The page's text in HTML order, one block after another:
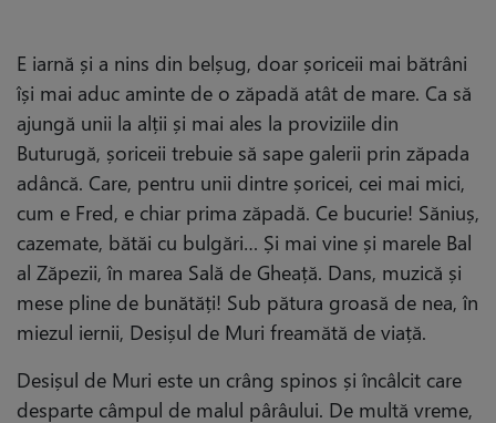
E iarnă și a nins din belșug, doar șoriceii mai bătrâni
își mai aduc aminte de o zăpadă atât de mare. Ca să
ajungă unii la alții și mai ales la proviziile din
Buturugă, șoriceii trebuie să sape galerii prin zăpada
adâncă. Care, pentru unii dintre șoricei, cei mai mici,
cum e Fred, e chiar prima zăpadă. Ce bucurie! Săniuș,
cazemate, bătăi cu bulgări… Și mai vine și marele Bal
al Zăpezii, în marea Sală de Gheață. Dans, muzică și
mese pline de bunătăți! Sub pătura groasă de nea, în
miezul iernii, Desișul de Muri freamătă de viață.
Desișul de Muri este un crâng spinos și încâlcit care
desparte câmpul de malul pârâului. De multă vreme,